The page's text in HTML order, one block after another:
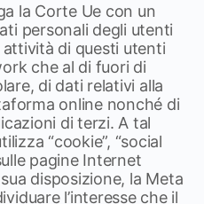
la Corte Ue con un
personali degli utenti
di questi utenti
che al di fuori di
di dati relativi alla
online nonché di
di terzi. A tal
“cookie”, “social
pagine Internet
disposizione, la Meta
l’interesse che il